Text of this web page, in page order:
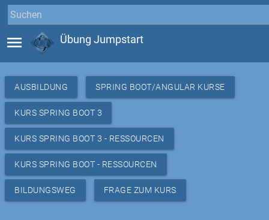
menu Übung Jumpstart
AUSBILDUNG SPRING BOOT/ANGULAR KURSE
KURS SPRING BOOT 3
KURS SPRING BOOT 3 - RESSOURCEN
KURS SPRING BOOT - RESSOURCEN
BILDUNGSWEG FRAGE ZUM KURS